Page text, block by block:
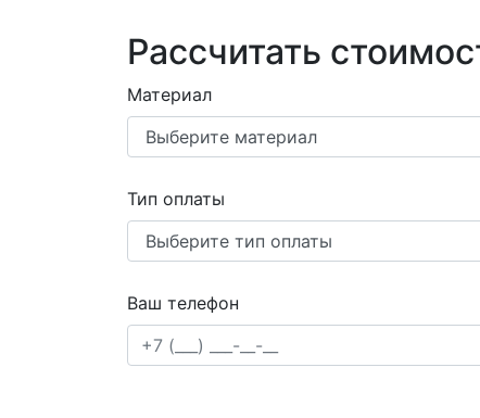
Рассчитать
Материал
Тип оплаты
Ваш телефон